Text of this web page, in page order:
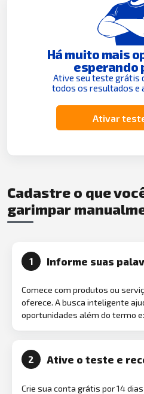
Há muito mais
esperando
Ative seu teste grátis
todos os resultados e
Ativar
Cadastre o que
garimpar
1 Informe suas
Comece com produtos ou
oferece. A busca inteligente
oportunidades além do termo
2 Ative o teste e
Crie sua conta grátis por 14